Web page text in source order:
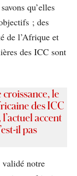
qu’elles
; des
de l’Afrique et
des ICC sont
le
des ICC
accent
il pas
validé notre